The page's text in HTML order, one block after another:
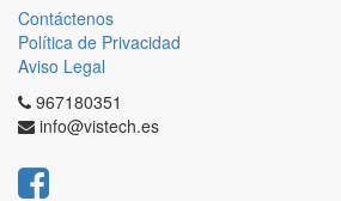
Contáctenos
Política de Privacidad
Aviso Legal
967180351
info@vistech.es